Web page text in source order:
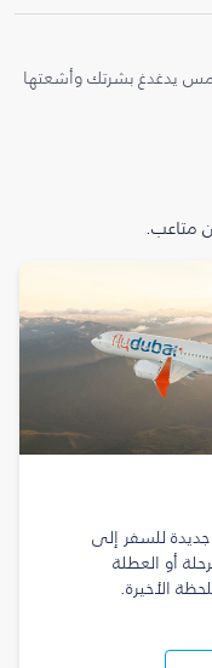
يدغدغ بشرتك وأشعتها
متاعب.
للسفر إلى
أو العطلة
الأخيرة.